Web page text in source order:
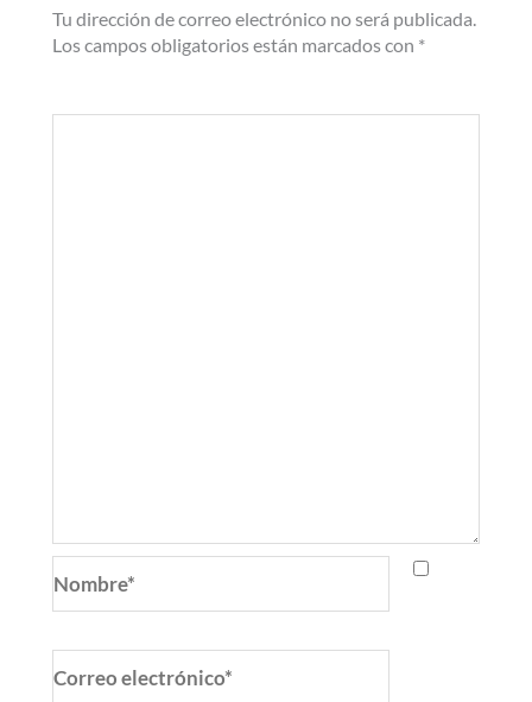
Tu dirección de correo electrónico no será publicada.
Los campos obligatorios están marcados con *
electrónico*